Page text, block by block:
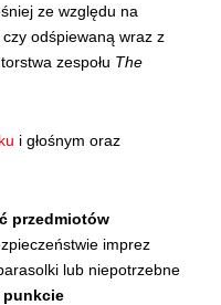
ze względu na
odśpiewaną wraz z
zespołu The
i głośnym oraz
przedmiotów
imprez
lub niepotrzebne
punkcie